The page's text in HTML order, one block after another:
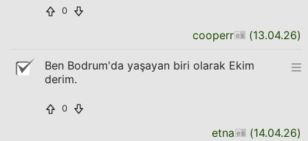
0
cooperr (13.04.26)
Ben Bodrum'da yaşayan biri olarak Ekim
derim.
0
etna (14.04.26)